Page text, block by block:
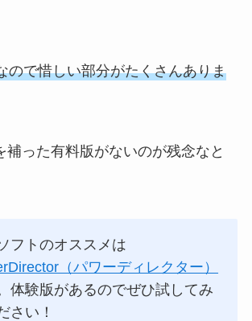
ので惜しい部分がたくさんありま
補った有料版がないのが残念なと
フトのオススメは
（パワーディレクター）
体験版があるのでぜひ試してみ
さい！